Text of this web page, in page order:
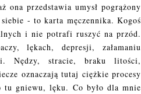
ona przedstawia umysł pogrążony
- to karta męczennika. Kogoś
i nie potrafi ruszyć na przód.
lękach, depresji, załamaniu
Nędzy, stracie, braku litości,
oznaczają tutaj ciężkie procesy
tu gniewu, lęku. Co było dla mnie